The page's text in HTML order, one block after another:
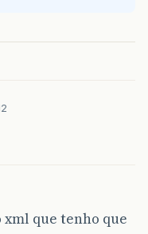
xml que tenho que